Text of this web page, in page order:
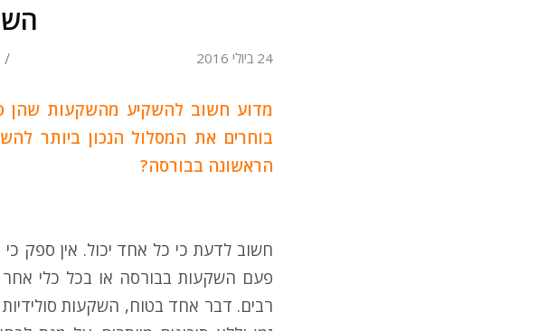
24 ביולי 2016 /
מדוע חשוב להשקיע מהשקעות שהן
בוחרים את המסלול הנכון ביותר
הראשונה בבורסה?
חשוב לדעת כי כל אחד יכול. אין ספק
פעם השקעות בבורסה או בכל כלי
רבים. דבר אחד בטוח, השקעות